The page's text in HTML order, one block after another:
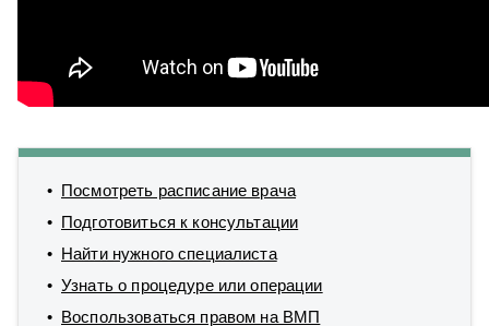
Посмотреть расписание врача
Подготовиться к консультации
Найти нужного специалиста
Узнать о процедуре или операции
Воспользоваться правом на ВМП